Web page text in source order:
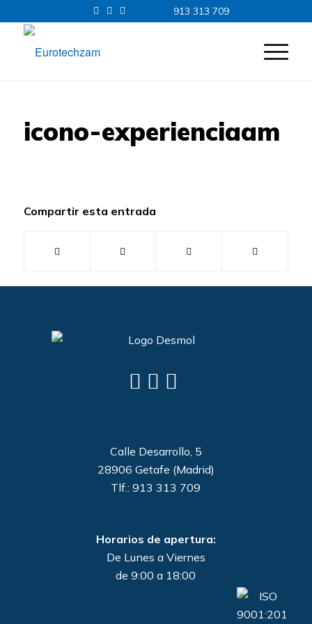
913 313 709
icono-experienciaam
Compartir esta entrada
Calle Desarrollo, 5
28906 Getafe (Madrid)
Tlf.: 913 313 709
Horarios de apertura:
De Lunes a Viernes
de 9:00 a 18:00